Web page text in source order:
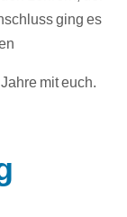
ging es
mit euch.